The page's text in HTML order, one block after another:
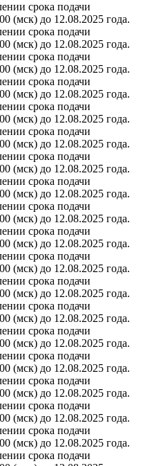
срока подачи
(мск) до 12.08.2025 года.
срока подачи
(мск) до 12.08.2025 года.
срока подачи
(мск) до 12.08.2025 года.
срока подачи
(мск) до 12.08.2025 года.
срока подачи
(мск) до 12.08.2025 года.
срока подачи
(мск) до 12.08.2025 года.
срока подачи
(мск) до 12.08.2025 года.
срока подачи
(мск) до 12.08.2025 года.
срока подачи
(мск) до 12.08.2025 года.
срока подачи
(мск) до 12.08.2025 года.
срока подачи
(мск) до 12.08.2025 года.
срока подачи
(мск) до 12.08.2025 года.
срока подачи
(мск) до 12.08.2025 года.
срока подачи
(мск) до 12.08.2025 года.
срока подачи
(мск) до 12.08.2025 года.
срока подачи
(мск) до 12.08.2025 года.
срока подачи
(мск) до 12.08.2025 года.
срока подачи
(мск) до 12.08.2025 года.
срока подачи